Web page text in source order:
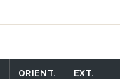
ORIENT. EXT.